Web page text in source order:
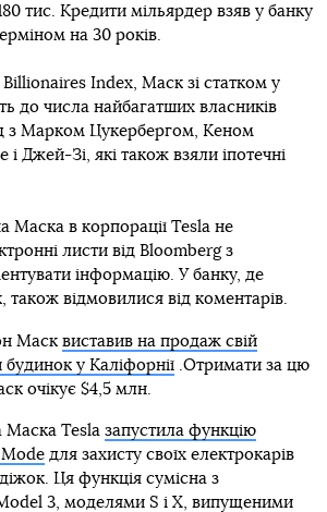
тис. Кредити мільярдер взяв у банку
на 30 років.
Billionaires Index, Маск зі статком у
до числа найбагатших власників
з Марком Цукербергом, Кеном
Джей-Зі, які також взяли іпотечні
Маска в корпорації Tesla не
листи від Bloomberg з
інформацію. У банку, де
також відмовилися від коментарів.
Маск виставив на продаж свій
у Каліфорнії.Отримати за цю
очікує $4,5 млн.
Маска Tesla запустила функцію
для захисту своїх електрокарів
Ця функція сумісна з
3, моделями S і X, випущеними